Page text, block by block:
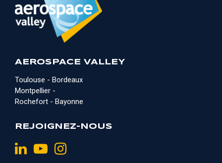
AEROSPACE VALLEY
Toulouse - Bordeaux
Montpellier -
Rochefort - Bayonne
REJOIGNEZ-NOUS